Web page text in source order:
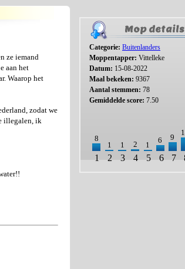
ze iemand
aan het
Waarop het
zodat we
illegalen, ik
Mop details
Categorie: Buitenlanders
Moppentapper: Vittelleke
Datum: 15-08-2022
Maal bekeken: 9367
Aantal stemmen: 78
Gemiddelde score: 7.50
8
1 1 2 1
6 9
1 2 3 4 5 6 7